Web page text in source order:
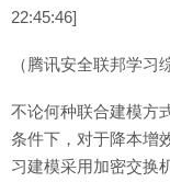
22:45:46]
（腾讯安全联邦学习
不论何种联合建模方
条件下，对于降本增
习建模采用加密交换